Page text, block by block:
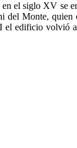
el siglo XV se
del Monte,
edificio volvió